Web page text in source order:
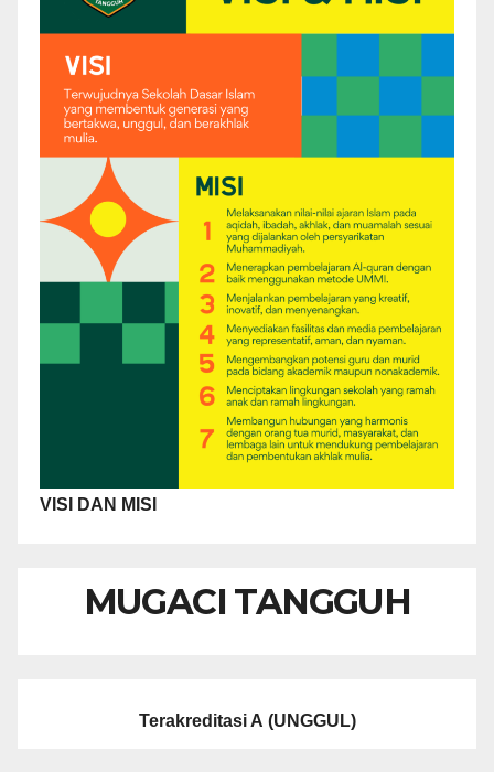
VISI DAN MISI
MUGACI TANGGUH
Terakreditasi A (UNGGUL)